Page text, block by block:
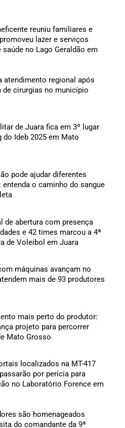
reuniu familiares e
lazer e serviços
no Lago Geraldão em
atendimento regional após
de cirurgias no município
de Juara fica em 3º lugar
do Ideb 2025 em Mato
pode ajudar diferentes
entenda o caminho do sangue
de abertura com presença
e 42 times marcou a 4ª
de Voleibol em Juara
máquinas avançam no
mais de 93 produtores
mais perto do produtor:
projeto para percorrer
Mato Grosso
localizados na MT-417
por perícia para
no Laboratório Forence em
são homenageados
do comandante da 9ª